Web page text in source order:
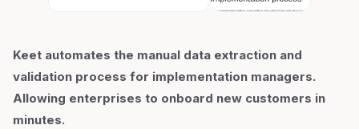
Keet automates the manual data extraction and
validation process for implementation managers.
Allowing enterprises to onboard new customers in
minutes.